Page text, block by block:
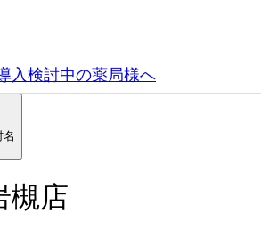
入検討中の薬局様へ
槻店
間を短く！
間を短く！